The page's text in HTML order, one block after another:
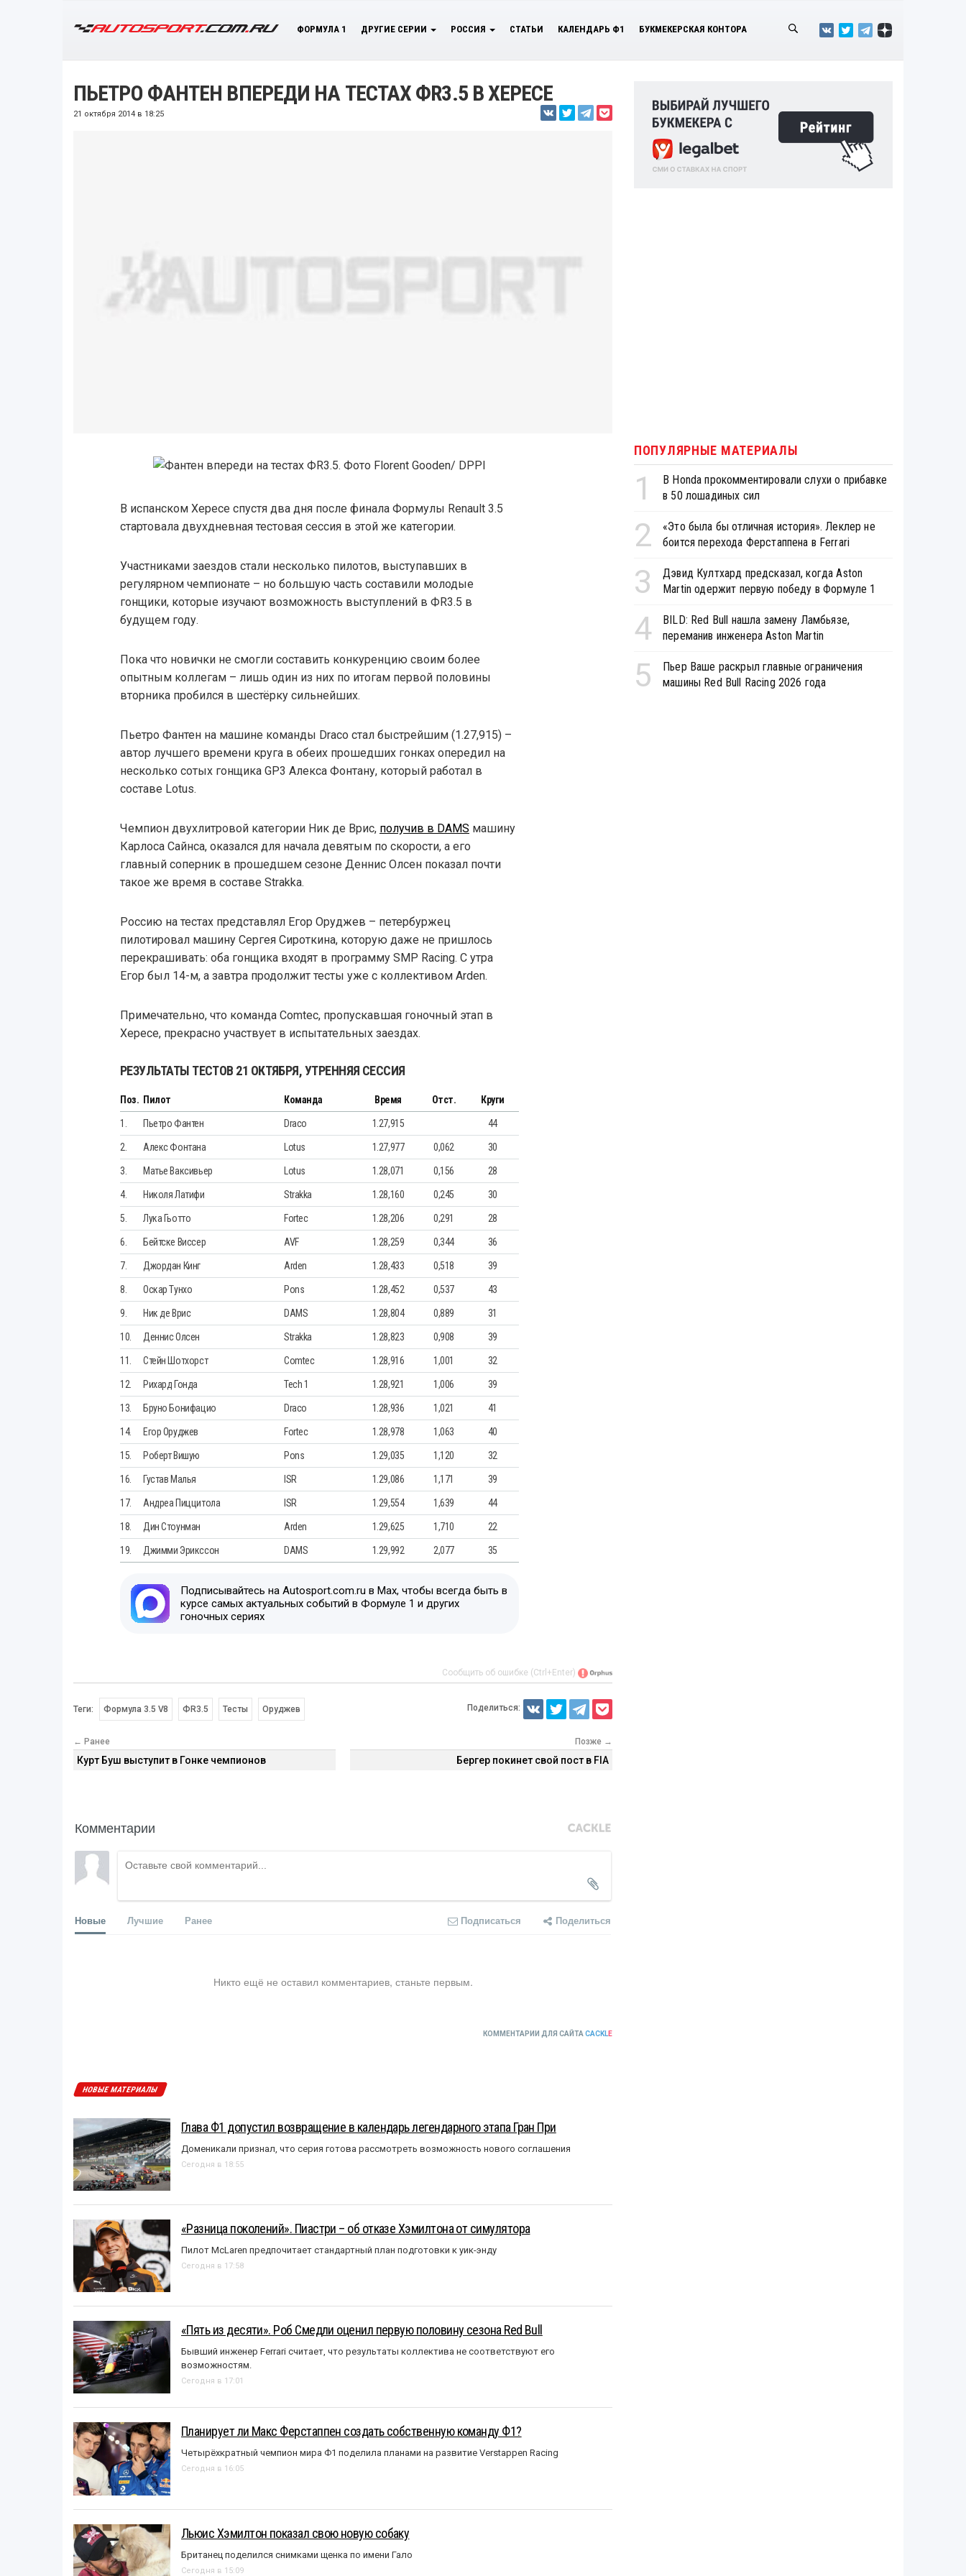
ФОРМУЛА 1 ДРУГИЕ СЕРИИ РОССИЯ СТАТЬИ КАЛЕНДАРЬ Ф1 БУКМЕКЕРСКАЯ КОНТОРА
ПЬЕТРО ФАНТЕН ВПЕРЕДИ НА ТЕСТАХ ФR3.5 В ХЕРЕСЕ
21 октября 2014 в 18:25
В испанском Хересе спустя два дня после финала Формулы Renault 3.5
стартовала двухдневная тестовая сессия в этой же категории.
Участниками заездов стали несколько пилотов, выступавших в
регулярном чемпионате – но большую часть составили молодые
гонщики, которые изучают возможность выступлений в ФR3.5 в
будущем году.
Пока что новички не смогли составить конкуренцию своим более
опытным коллегам – лишь один из них по итогам первой половины
вторника пробился в шестёрку сильнейших.
Пьетро Фантен на машине команды Draco стал быстрейшим (1.27,915) –
автор лучшего времени круга в обеих прошедших гонках опередил на
несколько сотых гонщика GP3 Алекса Фонтану, который работал в
составе Lotus.
Чемпион двухлитровой категории Ник де Врис, получив в DAMS машину
Карлоса Сайнса, оказался для начала девятым по скорости, а его
главный соперник в прошедшем сезоне Деннис Олсен показал почти
такое же время в составе Strakka.
Россию на тестах представлял Егор Оруджев – петербуржец
пилотировал машину Сергея Сироткина, которую даже не пришлось
перекрашивать: оба гонщика входят в программу SMP Racing. C утра
Егор был 14-м, а завтра продолжит тесты уже с коллективом Arden.
Примечательно, что команда Comtec, пропускавшая гоночный этап в
Хересе, прекрасно участвует в испытательных заездах.
РЕЗУЛЬТАТЫ ТЕСТОВ 21 ОКТЯБРЯ, УТРЕННЯЯ СЕССИЯ
Поз. Пилот Команда Время Отст. Круги
1. Пьетро Фантен Draco 1.27,915 44
2. Алекс Фонтана Lotus 1.27,977 0,062 30
3. Матье Ваксивьер Lotus 1.28,071 0,156 28
4. Николя Латифи Strakka 1.28,160 0,245 30
5. Лука Гьотто Fortec 1.28,206 0,291 28
6. Бейтске Виссер AVF 1.28,259 0,344 36
7. Джордан Кинг Arden 1.28,433 0,518 39
8. Оскар Тунхо Pons 1.28,452 0,537 43
9. Ник де Врис DAMS 1.28,804 0,889 31
10. Деннис Олсен Strakka 1.28,823 0,908 39
11. Стейн Шотхорст Comtec 1.28,916 1,001 32
12. Рихард Гонда Tech 1 1.28,921 1,006 39
13. Бруно Бонифацио Draco 1.28,936 1,021 41
14. Егор Оруджев Fortec 1.28,978 1,063 40
15. Роберт Вишую Pons 1.29,035 1,120 32
16. Густав Малья ISR 1.29,086 1,171 39
17. Андреа Пиццитола ISR 1.29,554 1,639 44
18. Дин Стоунман Arden 1.29,625 1,710 22
19. Джимми Эрикссон DAMS 1.29,992 2,077 35
Подписывайтесь на Autosport.com.ru в Max, чтобы всегда быть в
курсе самых актуальных событий в Формуле 1 и других
гоночных сериях
Сообщить об ошибке (Ctrl+Enter)
Теги: Формула 3.5 V8 ФR3.5 Тесты Оруджев Поделиться:
← Ранее
Курт Буш выступит в Гонке чемпионов
Позже →
Бергер покинет свой пост в FIA
Комментарии
Новые Лучшие Ранее Подписаться Поделиться
Никто ещё не оставил комментариев, станьте первым.
КОММЕНТАРИИ ДЛЯ САЙТА CACKLE
НОВЫЕ МАТЕРИАЛЫ
Глава Ф1 допустил возвращение в календарь легендарного этапа Гран При
Доменикали признал, что серия готова рассмотреть возможность нового соглашения
Сегодня в 18:55
«Разница поколений». Пиастри – об отказе Хэмилтона от симулятора
Пилот McLaren предпочитает стандартный план подготовки к уик-энду
Сегодня в 17:58
«Пять из десяти». Роб Смедли оценил первую половину сезона Red Bull
Бывший инженер Ferrari считает, что результаты коллектива не соответствуют его
возможностям.
Сегодня в 17:01
Планирует ли Макс Ферстаппен создать собственную команду Ф1?
Четырёхкратный чемпион мира Ф1 поделила планами на развитие Verstappen Racing
Сегодня в 16:05
Льюис Хэмилтон показал свою новую собаку
Британец поделился снимками щенка по имени Гало
Сегодня в 15:09
ПОПУЛЯРНЫЕ МАТЕРИАЛЫ
1
В Honda прокомментировали слухи о прибавке
в 50 лошадиных сил
2
«Это была бы отличная история». Леклер не
боится перехода Ферстаппена в Ferrari
3
Дэвид Култхард предсказал, когда Aston
Martin одержит первую победу в Формуле 1
4
BILD: Red Bull нашла замену Ламбьязе,
переманив инженера Aston Martin
5
Пьер Ваше раскрыл главные ограничения
машины Red Bull Racing 2026 года